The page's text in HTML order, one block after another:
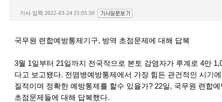
기사 입력 2022-03-24 21:05:59
국무원 련합예방통제기구, 방역 초점문제에 대해 답복
3월 1일부터 21일까지 전국적으로 본토 감염자가 루계로 4만
다고 보고됐다. 전염병예방통제에서 가장 힘든 관건적인 시기
질적이며 정확한 예방통제를 할수 있을가? 22일, 국무원 련합
초점문제들에 대해 답복했다.